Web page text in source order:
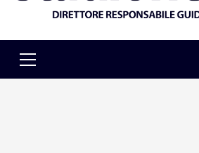
Menu